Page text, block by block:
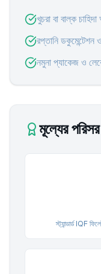
খুচরা বা বাল্ক
রপ্তানি
নমুনা প্যাকেজ ও
মূল্যের পরিসর
স্ট্যান্ডার্ড IQF